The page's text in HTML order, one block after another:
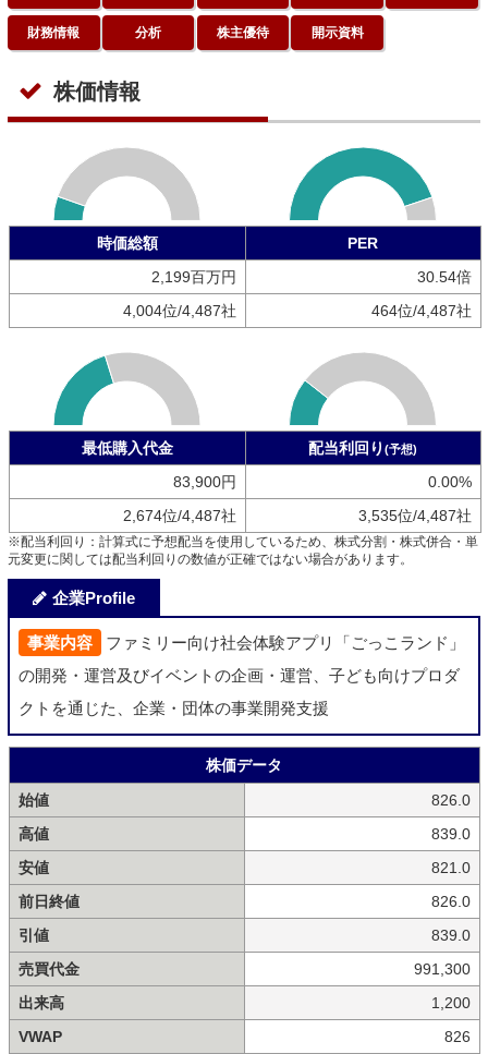
財務情報 分析 株主優待 開示資料
株価情報
時価総額
PER
2,199百万円
30.54倍
4,004位/4,487社
464位/4,487社
最低購入代金 配当利回り (予想)
83,900円
0.00%
2,674位/4,487社
3,535位/4,487社
※配当利回り：計算式に予想配当を使用しているため、株式分割・株式併合・単
元変更に関しては配当利回りの数値が正確ではない場合があります。
企業Profile
事業内容
ファミリー向け社会体験アプリ「ごっこランド」
の開発・運営及びイベントの企画・運営、子ども向けプロダ
クトを通じた、企業・団体の事業開発支援
株価データ
始値
826.0
高値
839.0
安値
821.0
前日終値
826.0
引値
839.0
売買代金
991,300
出来高
1,200
VWAP
826